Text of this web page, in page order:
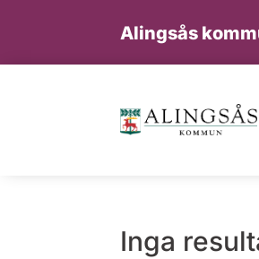
Alingsås
Inga